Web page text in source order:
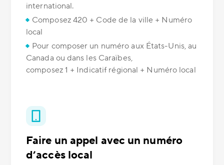
international.
Composez 420 + Code de la ville + Numéro
local
Pour composer un numéro aux États-Unis, au
Canada ou dans les Caraïbes,
composez 1 + Indicatif régional + Numéro local
Faire un appel avec un numéro
d’accès local